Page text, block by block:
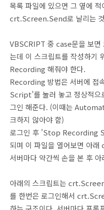
목록 파일에 있으면 그 옆에
crt.Screen.Send로 날리는
VBSCRIPT 중 case문을 보
는데 이 스크립트를 작성하기
Recording 해줘야 한다.
Recording 방법은 서버에
Script'를 눌러 놓고 정상적으
그인 해준다. (이때는
크하지 않아야 함)
로그인 후 'Stop Recording
되며 이 파일을 열어보면 아래
서버마다 약간씩 손을 본 후
아래의 스크립트는
를 한번은 로그인해서